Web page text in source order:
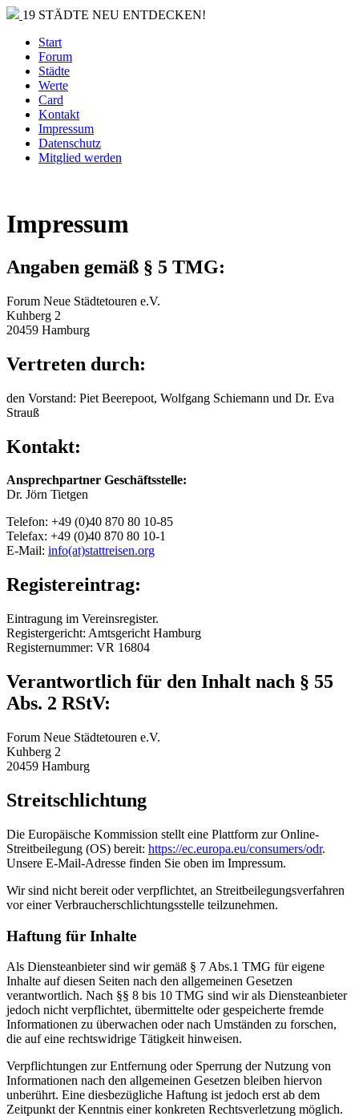
19 STÄDTE NEU ENTDECKEN!
Start
Forum
Städte
Werte
Card
Kontakt
Impressum
Datenschutz
Mitglied werden
Impressum
Angaben gemäß § 5 TMG:
Forum Neue Städtetouren e.V.
Kuhberg 2
20459 Hamburg
Vertreten durch:
den Vorstand: Piet Beerepoot, Wolfgang Schiemann und Dr. Eva
Strauß
Kontakt:
Ansprechpartner Geschäftsstelle:
Dr. Jörn Tietgen
Telefon: +49 (0)40 870 80 10-85
Telefax: +49 (0)40 870 80 10-1
E-Mail: info(at)stattreisen.org
Registereintrag:
Eintragung im Vereinsregister.
Registergericht: Amtsgericht Hamburg
Registernummer: VR 16804
Verantwortlich für den Inhalt nach § 55
Abs. 2 RStV:
Forum Neue Städtetouren e.V.
Kuhberg 2
20459 Hamburg
Streitschlichtung
Die Europäische Kommission stellt eine Plattform zur Online-
Streitbeilegung (OS) bereit: https://ec.europa.eu/consumers/odr.
Unsere E-Mail-Adresse finden Sie oben im Impressum.
Wir sind nicht bereit oder verpflichtet, an Streitbeilegungsverfahren
vor einer Verbraucherschlichtungsstelle teilzunehmen.
Haftung für Inhalte
Als Diensteanbieter sind wir gemäß § 7 Abs.1 TMG für eigene
Inhalte auf diesen Seiten nach den allgemeinen Gesetzen
verantwortlich. Nach §§ 8 bis 10 TMG sind wir als Diensteanbieter
jedoch nicht verpflichtet, übermittelte oder gespeicherte fremde
Informationen zu überwachen oder nach Umständen zu forschen,
die auf eine rechtswidrige Tätigkeit hinweisen.
Verpflichtungen zur Entfernung oder Sperrung der Nutzung von
Informationen nach den allgemeinen Gesetzen bleiben hiervon
unberührt. Eine diesbezügliche Haftung ist jedoch erst ab dem
Zeitpunkt der Kenntnis einer konkreten Rechtsverletzung möglich.